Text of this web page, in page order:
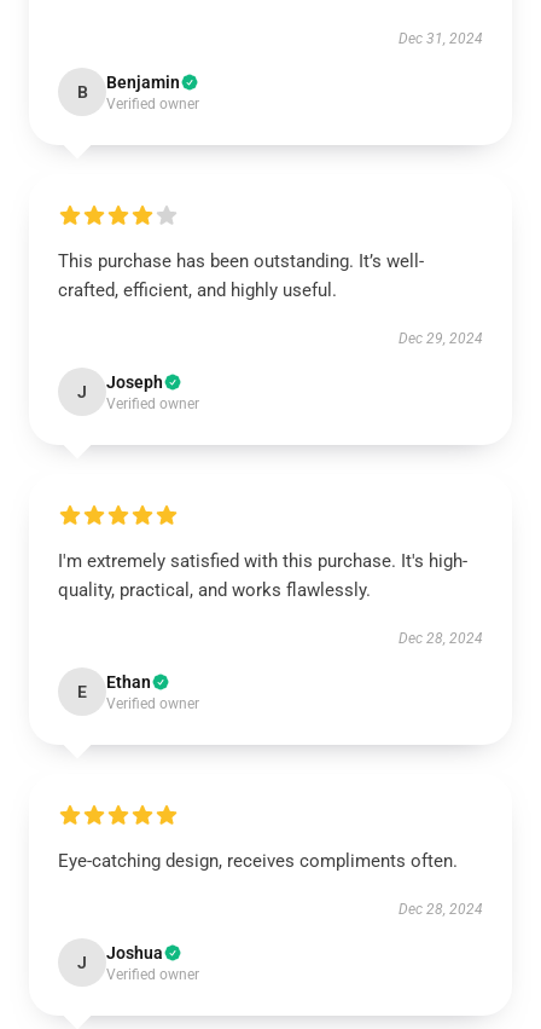
Dec 31, 2024
B Benjamin
Verified owner
This purchase has been outstanding. It’s well-
crafted, efficient, and highly useful.
Dec 29, 2024
J Joseph
Verified owner
I'm extremely satisfied with this purchase. It's high-
quality, practical, and works flawlessly.
Dec 28, 2024
E Ethan
Verified owner
Eye-catching design, receives compliments often.
Dec 28, 2024
J Joshua
Verified owner